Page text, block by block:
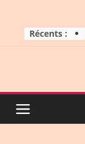
contentRécents :